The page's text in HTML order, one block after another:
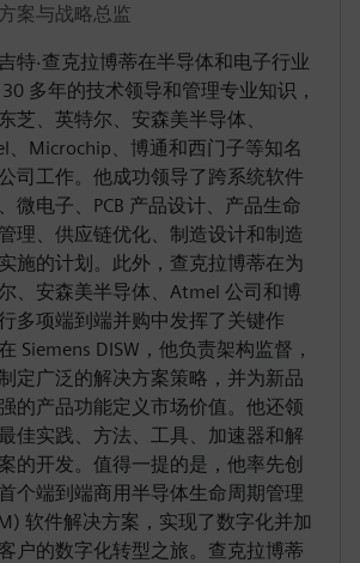
案与战略总监
特·查克拉博蒂在半导体和电子行业
多年的技术领导和管理专业知识，
芝、英特尔、安森美半导体、
、Microchip、博通和西门子等知名
司工作。他成功领导了跨系统软件
微电子、PCB 产品设计、产品生命
理、供应链优化、制造设计和制造
施的计划。此外，查克拉博蒂在为
、安森美半导体、Atmel 公司和博
多项端到端并购中发挥了关键作
Siemens DISW，他负责架构监督，
定广泛的解决方案策略，并为新品
的产品功能定义市场价值。他还领
佳实践、方法、工具、加速器和解
的开发。值得一提的是，他率先创
个端到端商用半导体生命周期管理
软件解决方案，实现了数字化并加
户的数字化转型之旅。查克拉博蒂